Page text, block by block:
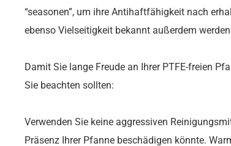
“seasonen”, um ihre Antihaftfähigkeit nach
ebenso Vielseitigkeit bekannt außerdem
Damit Sie lange Freude an Ihrer PTFE-freien
Sie beachten sollten:
Verwenden Sie keine aggressiven
Präsenz Ihrer Pfanne beschädigen könnte.